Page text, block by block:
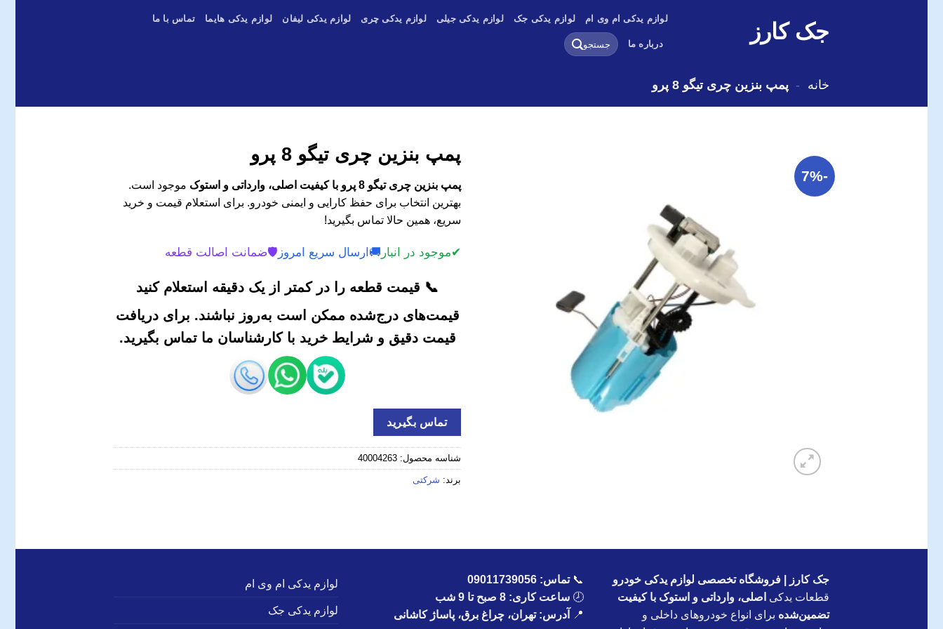
جک کارز
لوازم یدکی ام وی ام لوازم یدکی جک لوازم یدکی جیلی لوازم یدکی چری لوازم یدکی لیفان لوازم یدکی هایما تماس با ما
درباره ما
جستجو
برای:
خانه - پمپ بنزین چری تیگو 8 پرو
-7%
پمپ بنزین چری تیگو 8 پرو
پمپ بنزین چری تیگو 8 پرو با کیفیت اصلی، وارداتی و استوک
موجود است.
بهترین انتخاب برای حفظ کارایی و ایمنی خودرو. برای استعلام قیمت و خرید
سریع، همین حالا تماس بگیرید!
✔موجود در انبار 🚚 ارسال سریع امروز 🛡️ضمانت اصالت قطعه
📞 قیمت قطعه را در کمتر از یک دقیقه استعلام کنید
قیمت‌های درج‌شده ممکن است به‌روز نباشند. برای دریافت
قیمت دقیق و شرایط خرید با کارشناسان ما تماس بگیرید.
تماس بگیرید
شناسه محصول: 40004263
برند: شرکتی
جک کارز | فروشگاه تخصصی لوازم یدکی خودرو
قطعات یدکی اصلی، وارداتی و استوک با کیفیت
تضمین‌شده برای انواع خودروهای داخلی و
📞تماس: 09011739056
🕗 ساعت کاری: 8 صبح تا 9 شب
📍
آدرس: تهران، چراغ برق، پاساژ کاشانی
لوازم یدکی ام وی ام
لوازم یدکی جک